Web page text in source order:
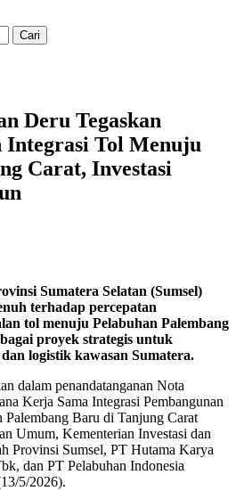
Deru Tegaskan
Integrasi Tol Menuju
Carat, Investasi
Sumatera Selatan (Sumsel)
terhadap percepatan
tol menuju Pelabuhan Palembang
proyek strategis untuk
logistik kawasan Sumatera.
dalam penandatanganan Nota
Kerja Sama Integrasi Pembangunan
Palembang Baru di Tanjung Carat
Umum, Kementerian Investasi dan
Provinsi Sumsel, PT Hutama Karya
dan PT Pelabuhan Indonesia
5/2026).